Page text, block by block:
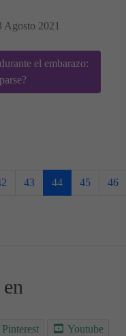
Agosto 2021
el embarazo:
43 44 45 46
Pinterest Youtube